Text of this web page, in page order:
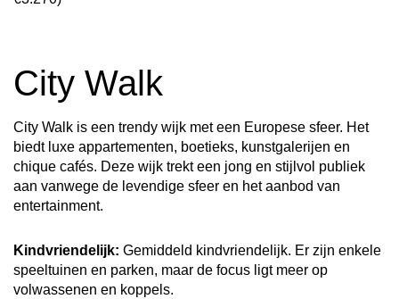
City Walk
City Walk is een trendy wijk met een Europese sfeer. Het
biedt luxe appartementen, boetieks, kunstgalerijen en
chique cafés. Deze wijk trekt een jong en stijlvol publiek
aan vanwege de levendige sfeer en het aanbod van
entertainment.
Kindvriendelijk: Gemiddeld kindvriendelijk. Er zijn enkele
speeltuinen en parken, maar de focus ligt meer op
volwassenen en koppels.